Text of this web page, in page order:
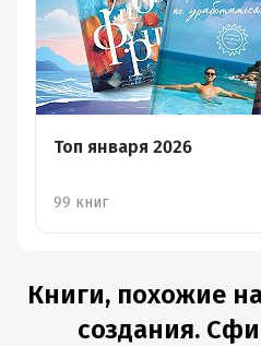
Топ января 2026
99 книг
Книги, похожие
создания.